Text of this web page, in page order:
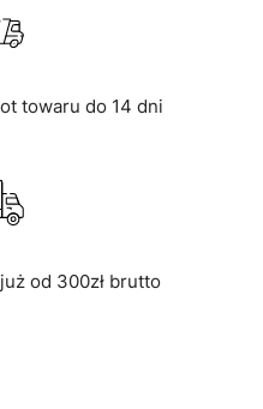
towaru do 14 dni
od 300zł brutto